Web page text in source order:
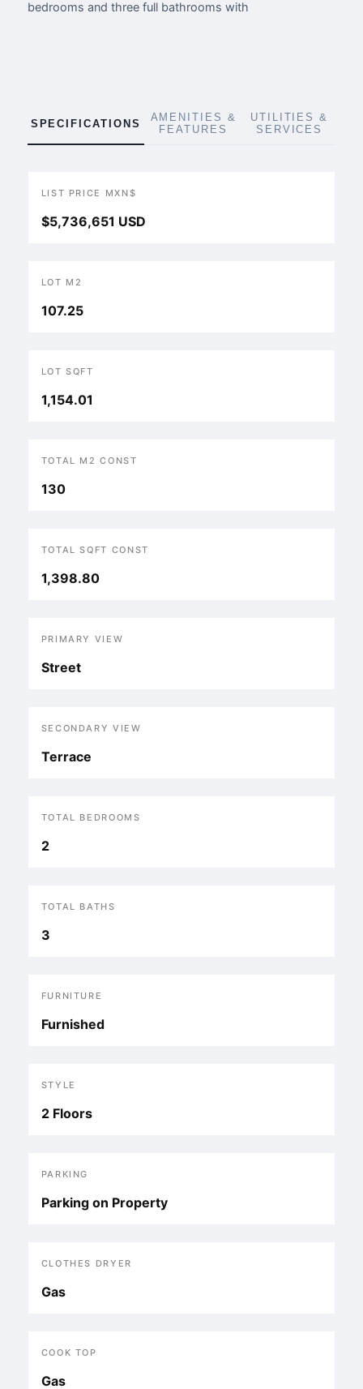
bedrooms and three full bathrooms with
SPECIFICATIONS
AMENITIES &
FEATURES
UTILITIES &
SERVICES
LIST PRICE MXN$
$5,736,651 USD
LOT M2
107.25
LOT SQFT
1,154.01
TOTAL M2 CONST
130
TOTAL SQFT CONST
1,398.80
PRIMARY VIEW
Street
SECONDARY VIEW
Terrace
TOTAL BEDROOMS
2
TOTAL BATHS
3
FURNITURE
Furnished
STYLE
2 Floors
PARKING
Parking on Property
CLOTHES DRYER
Gas
COOK TOP
Gas